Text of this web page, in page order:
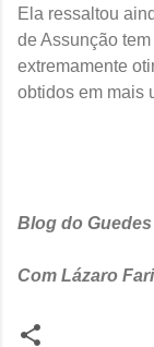
Ela ressaltou
de Assunção
extremamente
obtidos em mais
Blog do Guedes
Com Lázaro